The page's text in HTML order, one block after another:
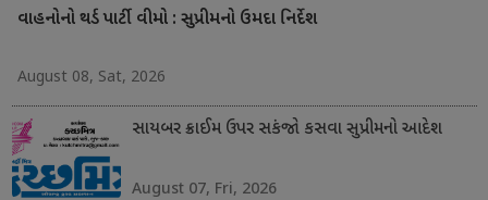
વાહનોનો થર્ડ પાર્ટી વીમો : સુપ્રીમનો ઉમદા નિર્દેશ
August 08, Sat, 2026
સાયબર ક્રાઈમ ઉપર સકંજો કસવા સુપ્રીમનો આદેશ
August 07, Fri, 2026